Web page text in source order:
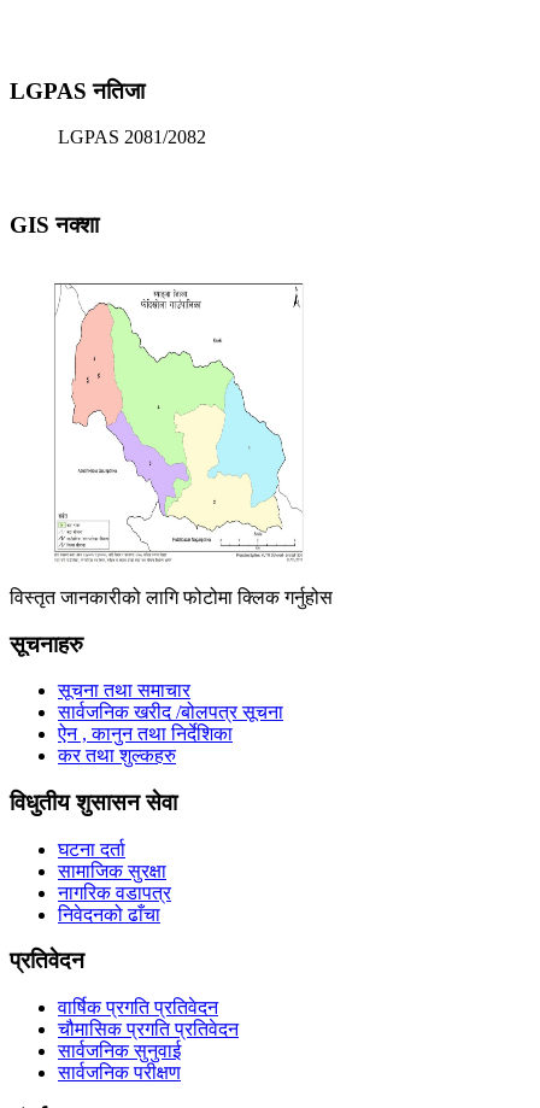
LGPAS नतिजा
LGPAS 2081/2082
GIS नक्शा
विस्तृत जानकारीको लागि फोटोमा क्लिक गर्नुहोस
सूचनाहरु
सूचना तथा समाचार
सार्वजनिक खरीद /बोलपत्र सूचना
ऐन , कानुन तथा निर्देशिका
कर तथा शुल्कहरु
विधुतीय शुसासन सेवा
घटना दर्ता
सामाजिक सुरक्षा
नागरिक वडापत्र
निवेदनको ढाँचा
प्रतिवेदन
वार्षिक प्रगति प्रतिवेदन
चौमासिक प्रगति प्रतिवेदन
सार्वजनिक सुनुवाई
सार्वजनिक परीक्षण